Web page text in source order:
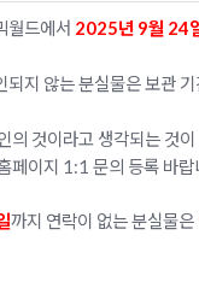
월드에서 2025년 9월 24
되지 않는 분실물은 보관
의 것이라고 생각되는 것
페이지 1:1 문의 등록 바랍
까지 연락이 없는 분실물은